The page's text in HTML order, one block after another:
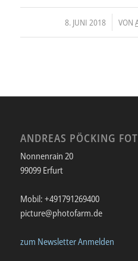
8. JUNI 2018
/ VON
ANDREAS PÖCKING
Nonnenrain 20
99099 Erfurt
Mobil: +491791269400
picture@photofarm.de
zum Newsletter Anmelden